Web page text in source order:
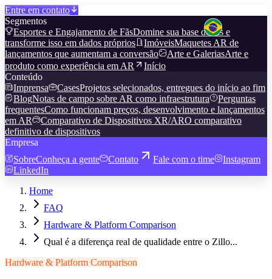
Entre em contato
Segmentos
Esportes e Engajamento de FãsDomine sua base de fãs e
transforme isso em dados próprios
ImóveisMaquetes AR de
lançamentos que aumentam a conversão
Arte e GaleriasArte e
produto como experiência em AR
Início
Conteúdo
Imprensa
CasesProjetos selecionados, entregues do início ao fim
BlogNotas de campo sobre AR como infraestrutura
Perguntas
frequentesComo funcionam preços, desenvolvimento e lançamentos
em AR
Comparativo de Dispositivos XR/ARO comparativo
definitivo de dispositivos
Empresa
SobreConheça a gente Contato Fale com o time
Instagram
LinkedIn
Home
FAQ
Hardware & Platform Comparison
Qual é a diferença real de qualidade entre o Zillo...
Hardware & Platform Comparison